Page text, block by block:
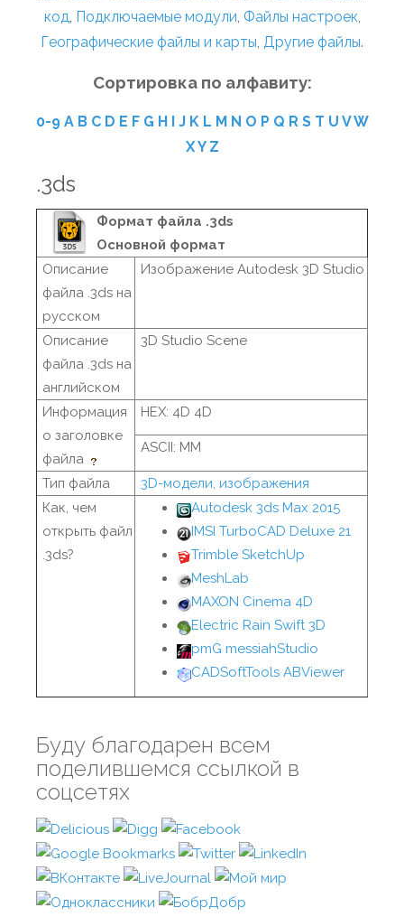
код, Подключаемые модули, Файлы настроек,
Географические файлы и карты, Другие файлы.
Сортировка по алфавиту:
0-9 A B C D E F G H I J K L M N O P Q R S T U VW
XY Z
.3ds
Формат файла .3ds
Основной формат
Описание
файла .3ds на
русском
Изображение Autodesk 3D Studio
Описание
файла .3ds на
английском
3D Studio Scene
Информация
о заголовке
файла
HEX: 4D 4D
ASCII: MM
Тип файла
3D-модели, изображения
Как, чем
открыть файл
.3ds?
Autodesk 3ds Max 2015
IMSI TurboCAD Deluxe 21
Trimble SketchUp
MeshLab
MAXON Cinema 4D
Electric Rain Swift 3D
pmG messiahStudio
CADSoftTools ABViewer
Буду благодарен всем
поделившемся ссылкой в
соцсетях